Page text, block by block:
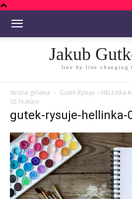
Jakub
line by line changing
Strona główna Gutek Rysuje – HELLinka
02-feature
gutek-rysuje-hellinka-